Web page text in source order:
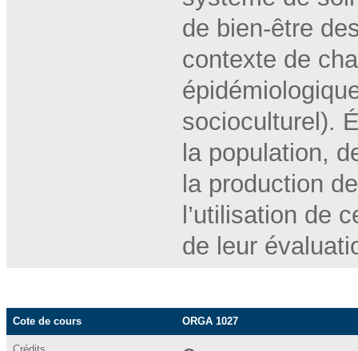
de bien-être
contexte de
socioculturel).
la population,
la production
l’utilisation de
de leur
Cote de cours ORGA 1027